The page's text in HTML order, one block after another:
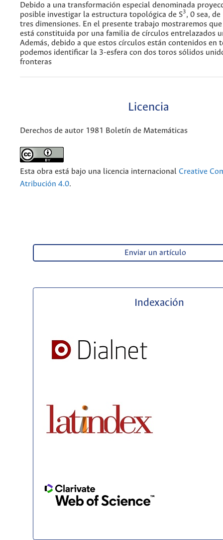
Debido a una transformación especial denominada
posible investigar la estructura topológica de S3, 0 sea,
tres dimensiones. En el presente trabajo mostraremos
está constituida por una familia de círculos entrelazados
Además, debido a que estos círculos están contenidos en
podemos identificar la 3-esfera con dos toros sólidos
fronteras
Licencia
Derechos de autor 1981 Boletín de Matemáticas
Esta obra está bajo una licencia internacional Creative
Atribución 4.0.
Enviar un artículo
Indexación